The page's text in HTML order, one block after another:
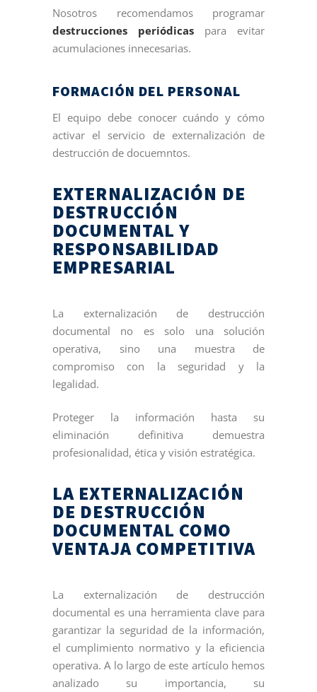
Nosotros recomendamos programar
destrucciones periódicas para evitar
acumulaciones innecesarias.
FORMACIÓN DEL PERSONAL
El equipo debe conocer cuándo y cómo
activar el servicio de externalización de
destrucción de docuemntos.
EXTERNALIZACIÓN DE
DESTRUCCIÓN
DOCUMENTAL Y
RESPONSABILIDAD
EMPRESARIAL
La externalización de destrucción
documental no es solo una solución
operativa, sino una muestra de
compromiso con la seguridad y la
legalidad.
Proteger la información hasta su
eliminación definitiva demuestra
profesionalidad, ética y visión estratégica.
LA EXTERNALIZACIÓN
DE DESTRUCCIÓN
DOCUMENTAL COMO
VENTAJA COMPETITIVA
La externalización de destrucción
documental es una herramienta clave para
garantizar la seguridad de la información,
el cumplimiento normativo y la eficiencia
operativa. A lo largo de este artículo hemos
analizado su importancia, su